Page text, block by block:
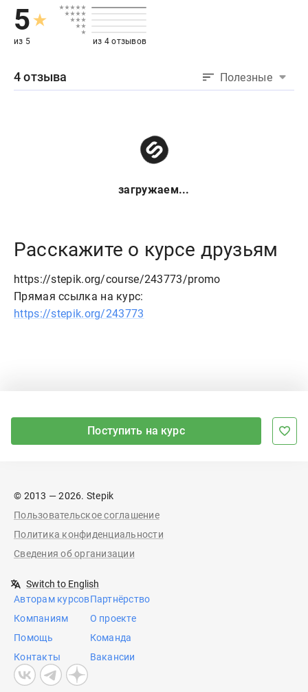
5
из 5 из 4 отзывов
4 отзыва Полезные
загружаем...
Расскажите о курсе друзьям
https://stepik.org/course/243773/promo
Прямая ссылка на курс:
https://stepik.org/243773
Поступить на курс
© 2013 — 2026. Stepik
Пользовательское соглашение
Политика конфиденциальности
Сведения об организации
Switch to English
Авторам курсов
Компаниям
Помощь
Контакты
Партнёрство
О проекте
Команда
Вакансии